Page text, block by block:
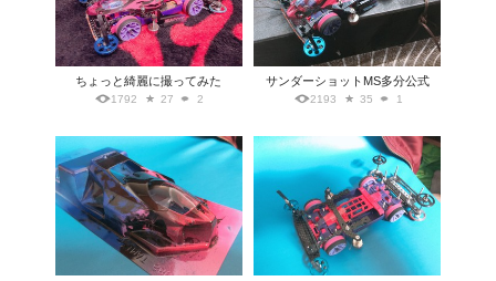
ちょっと綺麗に撮ってみた
1792 27 2
サンダーショットMS多分公式
2193 35 1